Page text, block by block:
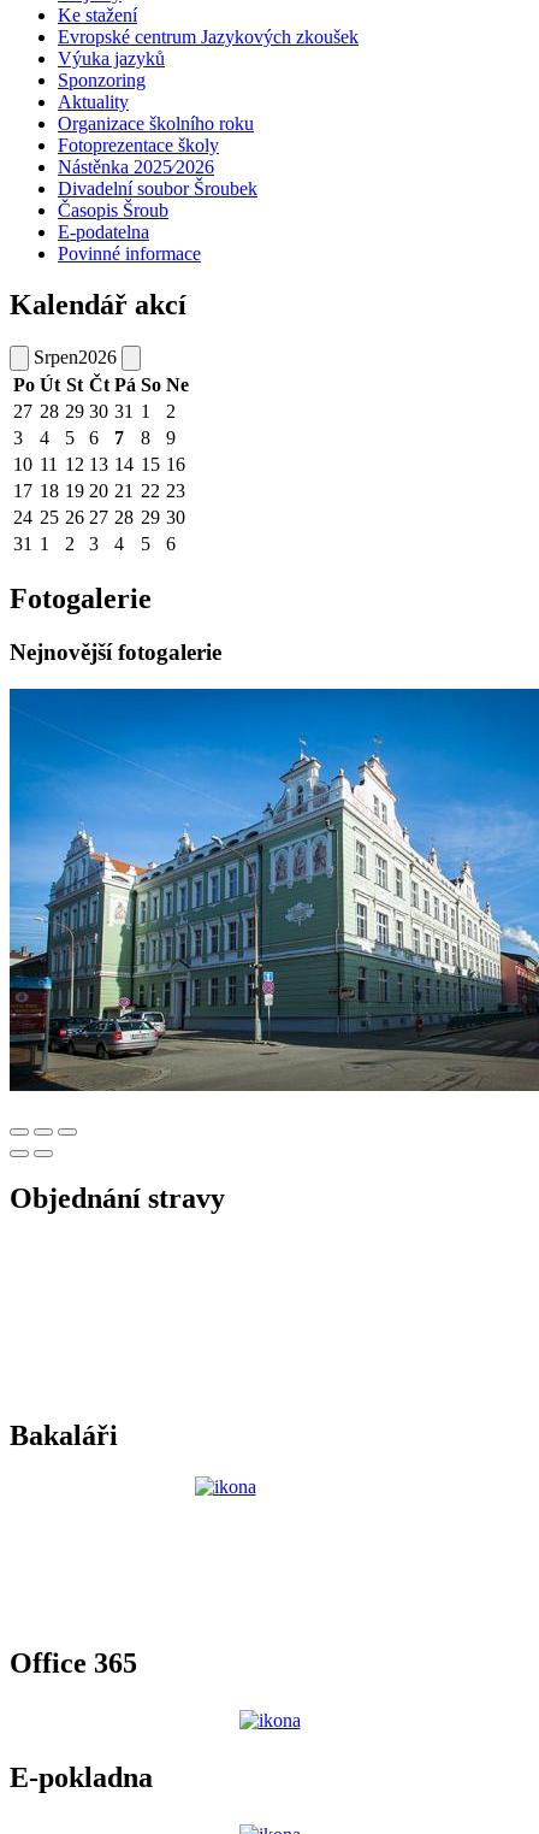
Ke stažení
Evropské centrum Jazykových zkoušek
Výuka jazyků
Sponzoring
Aktuality
Organizace školního roku
Fotoprezentace školy
Nástěnka 2025⁄2026
Divadelní soubor Šroubek
Časopis Šroub
E-podatelna
Povinné informace
Kalendář akcí
Srpen2026
Po Út St Čt Pá So Ne
27 28 29 30 31 1
2
3
4 5 6 7 8
9
10 11 12 13 14 15 16
17 18 19 20 21 22 23
24 25 26 27 28 29 30
31 1 2 3 4 5 6
Fotogalerie
Nejnovější fotogalerie
Objednání stravy
Bakaláři
Office 365
E-pokladna